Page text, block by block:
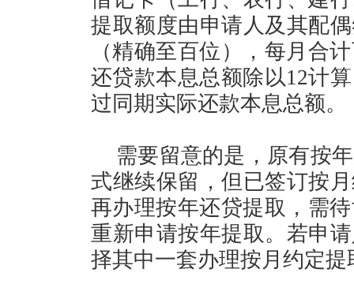
提取额度由申请人及其配
（精确至百位），每月合
还贷款本息总额除以12计
过同期实际还款本息总额。
需要留意的是，原有按
式继续保留，但已签订按
再办理按年还贷提取，需
重新申请按年提取。若申
择其中一套办理按月约定提